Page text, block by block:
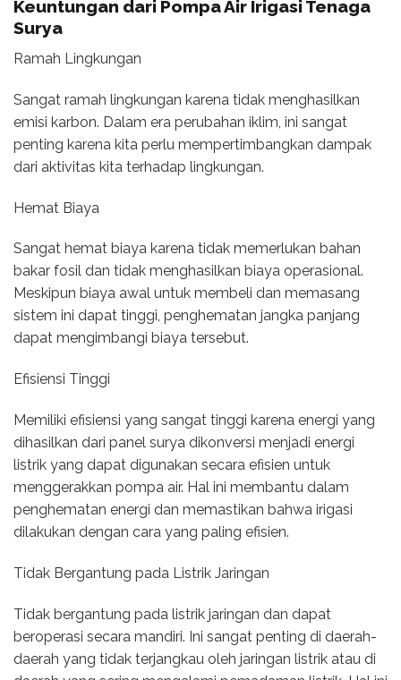
Keuntungan dari Pompa Air Irigasi Tenaga
Surya
Ramah Lingkungan
Sangat ramah lingkungan karena tidak menghasilkan
emisi karbon. Dalam era perubahan iklim, ini sangat
penting karena kita perlu mempertimbangkan dampak
dari aktivitas kita terhadap lingkungan.
Hemat Biaya
Sangat hemat biaya karena tidak memerlukan bahan
bakar fosil dan tidak menghasilkan biaya operasional.
Meskipun biaya awal untuk membeli dan memasang
sistem ini dapat tinggi, penghematan jangka panjang
dapat mengimbangi biaya tersebut.
Efisiensi Tinggi
Memiliki efisiensi yang sangat tinggi karena energi yang
dihasilkan dari panel surya dikonversi menjadi energi
listrik yang dapat digunakan secara efisien untuk
menggerakkan pompa air. Hal ini membantu dalam
penghematan energi dan memastikan bahwa irigasi
dilakukan dengan cara yang paling efisien.
Tidak Bergantung pada Listrik Jaringan
Tidak bergantung pada listrik jaringan dan dapat
beroperasi secara mandiri. Ini sangat penting di daerah-
daerah yang tidak terjangkau oleh jaringan listrik atau di